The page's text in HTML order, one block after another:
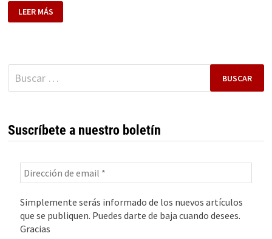
HISTORIA
DE
UPTODOWN,
PLAY
LEER MÁS
Buscar:
Suscríbete a nuestro boletín
Simplemente serás informado de los nuevos artículos
que se publiquen. Puedes darte de baja cuando desees.
Gracias